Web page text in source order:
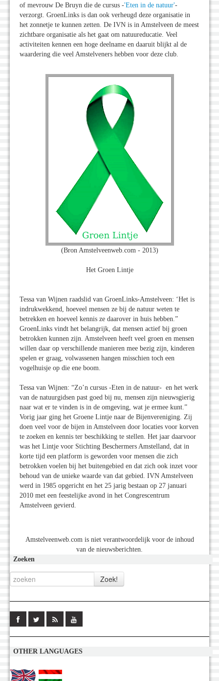
of mevrouw De Bruyn die de cursus -'Eten in de natuur'-
verzorgt. GroenLinks is dan ook verheugd deze organisatie in
het zonnetje te kunnen zetten. De IVN is in Amstelveen de meest
zichtbare organisatie als het gaat om natuureducatie. Veel
activiteiten kennen een hoge deelname en daaruit blijkt al de
waardering die veel Amstelveners hebben voor deze club.
(Bron Amstelveenweb.com - 2013)
Het Groen Lintje
Tessa van Wijnen raadslid van GroenLinks-Amstelveen: ‘Het is
indrukwekkend, hoeveel mensen ze bij de natuur weten te
betrekken en hoeveel kennis ze daarover in huis hebben.”
GroenLinks vindt het belangrijk, dat mensen actief bij groen
betrokken kunnen zijn. Amstelveen heeft veel groen en mensen
willen daar op verschillende manieren mee bezig zijn, kinderen
spelen er graag, volwassenen hangen misschien toch een
vogelhuisje op die ene boom.
Tessa van Wijnen: “Zo’n cursus -Eten in de natuur- en het werk
van de natuurgidsen past goed bij nu, mensen zijn nieuwsgierig
naar wat er te vinden is in de omgeving, wat je ermee kunt.”
Vorig jaar ging het Groene Lintje naar de Bijenvereniging. Zij
doen veel voor de bijen in Amstelveen door locaties voor korven
te zoeken en kennis ter beschikking te stellen. Het jaar daarvoor
was het Lintje voor Stichting Beschermers Amstelland, dat in
korte tijd een platform is geworden voor mensen die zich
betrokken voelen bij het buitengebied en dat zich ook inzet voor
behoud van de unieke waarde van dat gebied. IVN Amstelveen
werd in 1985 opgericht en het 25 jarig bestaan op 27 januari
2010 met een feestelijke avond in het Congrescentrum
Amstelveen gevierd.
Amstelveenweb.com is niet verantwoordelijk voor de inhoud
van de nieuwsberichten.
Zoeken
OTHER LANGUAGES